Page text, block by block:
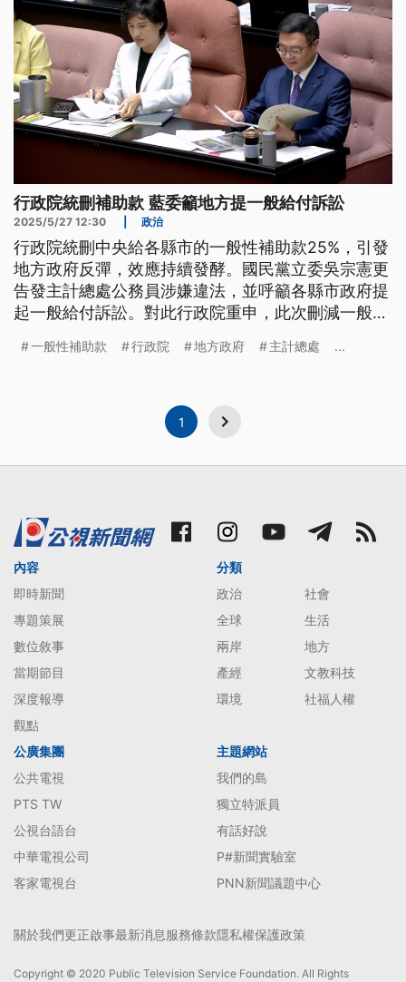
行政院統刪補助款 藍委籲地方提一般給付訴訟
2025/5/27 12:30 政治
行政院統刪中央給各縣市的一般性補助款25%，引發
地方政府反彈，效應持續發酵。國民黨立委吳宗憲更
告發主計總處公務員涉嫌違法，並呼籲各縣市政府提
起一般給付訴訟。對此行政院重申，此次刪減一般性
補助地方政府有裁量權，在全盤考量全國均衡發展及
一般性補助款 行政院 地方政府 主計總處 ...
1
內容
即時新聞
專題策展
數位敘事
當期節目
深度報導
觀點
分類
政治
社會
全球
生活
兩岸
地方
產經
文教科技
環境
社福人權
公廣集團
公共電視
PTS TW
公視台語台
中華電視公司
客家電視台
主題網站
我們的島
獨立特派員
有話好說
P#新聞實驗室
PNN新聞議題中心
關於我們更正啟事最新消息服務條款隱私權保護政策
Copyright © 2020 Public Television Service Foundation. All Rights